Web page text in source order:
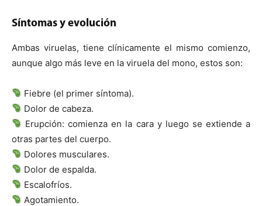
Síntomas y evolución
Ambas viruelas, tiene clínicamente el mismo comienzo,
aunque algo más leve en la viruela del mono, estos son:
Fiebre (el primer síntoma).
Dolor de cabeza.
Erupción: comienza en la cara y luego se extiende a
otras partes del cuerpo.
Dolores musculares.
Dolor de espalda.
Escalofríos.
Agotamiento.